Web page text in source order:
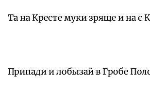
Та на Кресте муки зряще и на с
Припади и лобызай в Гробе